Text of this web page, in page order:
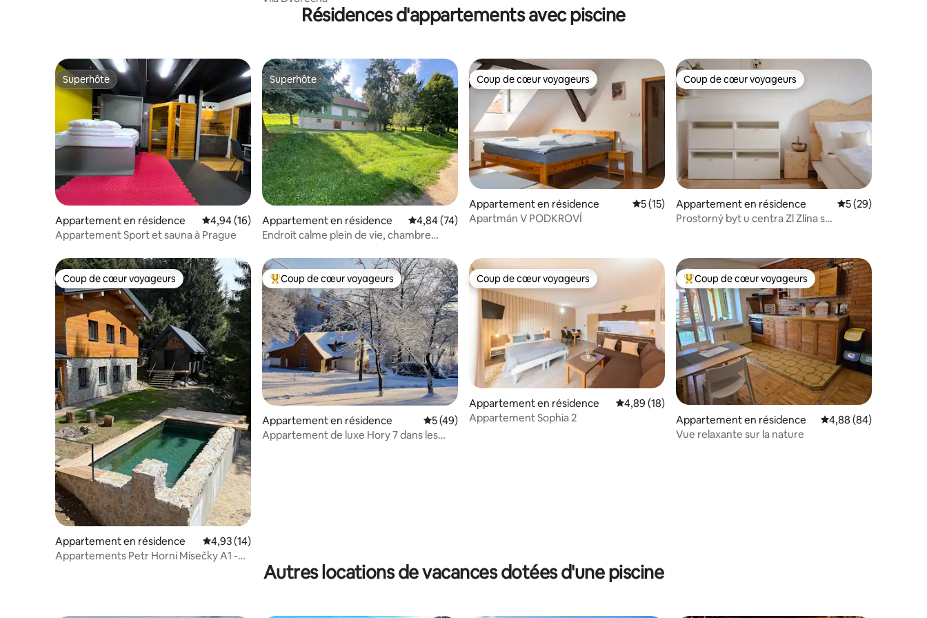
Résidences d'appartements avec piscine
Superhôte
Superhôte
Appartement en résidence Évaluation moyenne sur la base de 16 commentaires : 4,94 sur 5
4,94 (16)
Appartement Sport et sauna à Prague
Superhôte
Superhôte
Appartement en résidence Évaluation moyenne sur la base de 74 commentaires : 4,84 sur 5
4,84 (74)
Endroit calme plein de vie, chambre
Coup de cœur voyageurs
Coup de cœur voyageurs
Appartement en résidence Évaluation moyenne sur la base de 15 commentaires : 5 sur 5
5 (15)
Apartmán V PODKROVÍ
Coup de cœur voyageurs
Coup de cœur voyageurs
Appartement en résidence Évaluation
5 (29)
Prostorný byt u centra Zl Zlína s
Coup de cœur voyageurs
Coup de cœur voyageurs
Appartement en résidence Évaluation moyenne sur la base de 14 commentaires : 4,93 sur 5
4,93 (14)
Appartements Petr Horní Mísečky A1 -
Coups de cœur voyageurs les plus appréciés
Coup de cœur voyageurs
Appartement en résidence Évaluation moyenne sur la base de 49 commentaires : 5 sur 5
5 (49)
Appartement de luxe Hory 7 dans les
Coup de cœur voyageurs
Coup de cœur voyageurs
Appartement en résidence Évaluation moyenne sur la base de 18 commentaires : 4,89 sur 5
4,89 (18)
Appartement Sophia 2
Coups de cœur voyageurs les plus appréciés
Coup de cœur voyageurs
Appartement en résidence Évaluation moyenne
4,88 (84)
Vue relaxante sur la nature
Autres locations de vacances dotées d'une piscine